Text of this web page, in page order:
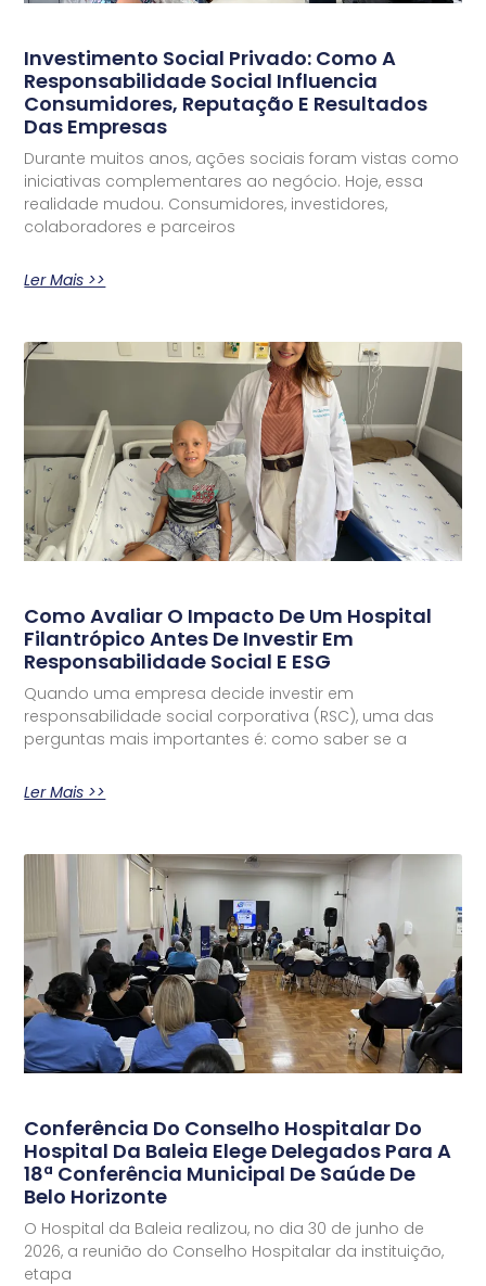
Investimento Social Privado: Como A
Responsabilidade Social Influencia
Consumidores, Reputação E Resultados
Das Empresas
Durante muitos anos, ações sociais foram vistas como
iniciativas complementares ao negócio. Hoje, essa
realidade mudou. Consumidores, investidores,
colaboradores e parceiros
Ler Mais >>
Como Avaliar O Impacto De Um Hospital
Filantrópico Antes De Investir Em
Responsabilidade Social E ESG
Quando uma empresa decide investir em
responsabilidade social corporativa (RSC), uma das
perguntas mais importantes é: como saber se a
Ler Mais >>
Conferência Do Conselho Hospitalar Do
Hospital Da Baleia Elege Delegados Para A
18ª Conferência Municipal De Saúde De
Belo Horizonte
O Hospital da Baleia realizou, no dia 30 de junho de
2026, a reunião do Conselho Hospitalar da instituição,
etapa